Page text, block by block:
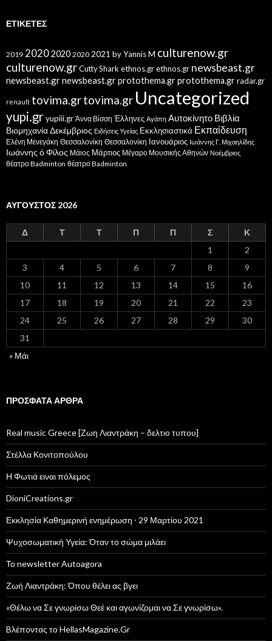
ΕΤΙΚΈΤΕΣ
2019 20202020 2020 2021 by Yannis M culturenow.gr
culturenow.grCutty Sharkethnos.grethnos.gr newsbeast.gr
newsbeast.grnewsbeast.grprotothema.grprotothema.grradar.gr
renault tovima.grtovima.gr Uncategorized
yupi.gryupiii.gr Άννα Βίσση Έλληνες Αγάπη Αυτοκίνητο Βιβλία
ΒιομηχανίαΔεκέμβριος Ειδήσεις Υγείας Εκκλησιαστικά Εκπαίδευση
Ελένη Μενεγάκη Θεσσαλονίκη Θεσσαλονίκη Ιανουάριος Ιωάννης Γ. Μιχαηλίδης
Ιωάννης ό Φίλος Μάιος Μάρτιος Μέγαρο Μουσικής Αθηνών Νοέμβριος
θέατρο Badminton θέατρο Badminton
ΑΎΓΟΥΣΤΟΣ 2026
Δ Τ Τ Π Π Σ
Κ
1
2
3
4 5 6 7 8
9
10
11 12 13 14 15
16
17
18 19 20 21 22
23
24
25 26 27 28 29
30
31
« Μάι
ΠΡΌΣΦΑΤΑ ΆΡΘΡΑ
Real music Greece [Ζωη Λιαντράκη – δελτιο τυπου]
Στέλλα Κονιτοπούλου
Η Φωτιά ειναι πόλεμος
DioniCreations.gr
Εκκλησία Καθημερινή ενημέρωση ⋅ 29 Μαρτίου 2021
Ψυχοσωματική Υγεία: Όταν το σώμα μιλάει
Το newsletter Autoagora
Ζωή Λιαντράκη: Όπου θέλει ας βγει
«Θέλω να Σε γνωρίσω Θεέ και αγωνίζομαι να Σε γνωρίσω».
Bλέποντας το HellasMagazine.Gr